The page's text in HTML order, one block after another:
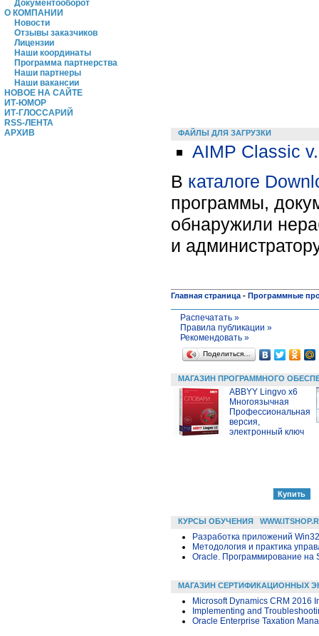
Документооборот
О КОМПАНИИ
Новости
Отзывы заказчиков
Лицензии
Наши координаты
Программа партнерства
Наши партнеры
Наши вакансии
НОВОЕ НА САЙТЕ
ИТ-ЮМОР
ИТ-ГЛОССАРИЙ
RSS-ЛЕНТА
АРХИВ
ФАЙЛЫ ДЛЯ ЗАГРУЗКИ
AIMP Classic
В каталоге
программы,
обнаружили
и
Главная страница - Программные
Распечатать »
Правила публикации »
Рекомендовать »
Поделиться…
МАГАЗИН ПРОГРАММНОГО
ABBYY Lingvo x6
Многоязычная
Профессиональная
версия,
электронный ключ
КУРСЫ ОБУЧЕНИЯ
Разработка приложений
Методология и практика
Oracle. Программирование на
МАГАЗИН СЕРТИФИКАЦИОННЫХ
Microsoft Dynamics CRM 2016
Implementing and
Oracle Enterprise Taxation